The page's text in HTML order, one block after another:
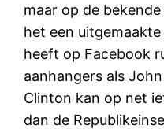
maar op de
het een
heeft op Facebook
aanhangers als
Clinton kan op net
dan de